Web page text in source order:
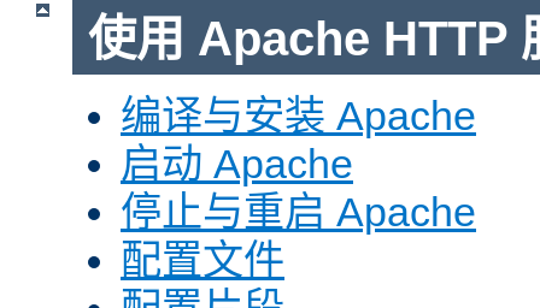
使用 Apache HTTP
编译与安装 Apache
启动 Apache
停止与重启 Apache
配置文件